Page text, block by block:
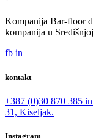
Kompanija Bar-floor
kompanija u
fb in
kontakt
+387 (0)30 870 385
31, Kiseljak.
Instagram